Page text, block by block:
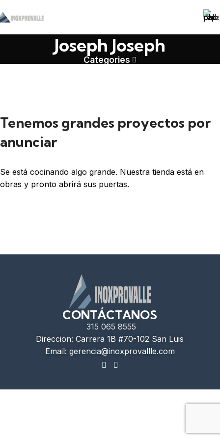
Joseph Joseph
Categories
Tenemos grandes proyectos por
anunciar
Se está cocinando algo grande. Nuestra tienda está en
obras y pronto abrirá sus puertas.
CONTÁCTANOS
315 065 8555
Direccion: Carrera 1B #70-102 San Luis
Email: gerencia@inoxprovallle.com